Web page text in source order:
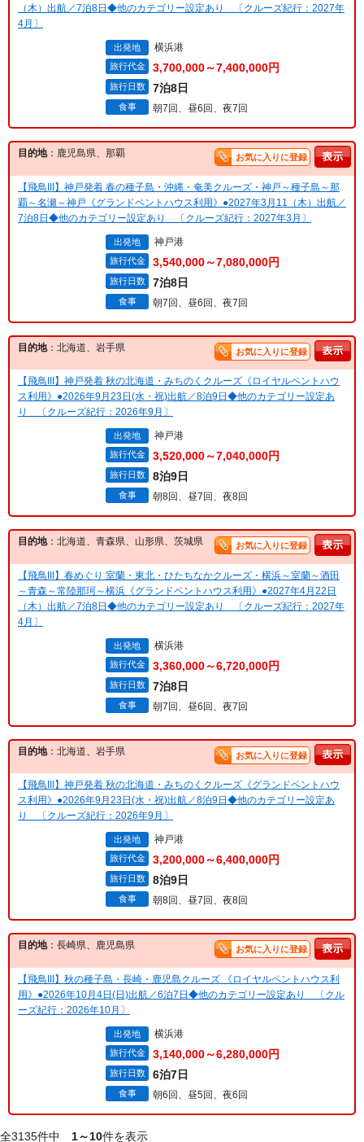
（木）出航／7泊8日◆他のカテゴリー設定あり 〔クルーズ紀行：2027年
4月〕
出発地 横浜港
旅行代金 3,700,000～7,400,000円
旅行日数 7泊8日
食事 朝7回、昼6回、夜7回
目的地：鹿児島県、那覇 お気に入りに登録
【飛鳥III】神戸発着 春の種子島・沖縄・奄美クルーズ・神戸～種子島～那
覇～名瀬～神戸《グランドペントハウス利用》●2027年3月11（木）出航／
7泊8日◆他のカテゴリー設定あり 〔クルーズ紀行：2027年3月〕
出発地 神戸港
旅行代金 3,540,000～7,080,000円
旅行日数 7泊8日
食事 朝7回、昼6回、夜7回
目的地：北海道、岩手県 お気に入りに登録
【飛鳥III】神戸発着 秋の北海道・みちのくクルーズ《ロイヤルペントハウ
ス利用》●2026年9月23日(水・祝)出航／8泊9日◆他のカテゴリー設定あ
り 〔クルーズ紀行：2026年9月〕
出発地 神戸港
旅行代金 3,520,000～7,040,000円
旅行日数 8泊9日
食事 朝8回、昼7回、夜8回
目的地：北海道、青森県、山形県、茨城県 お気に入りに登録
【飛鳥III】春めぐり 室蘭・東北・ひたちなかクルーズ・横浜～室蘭～酒田
～青森～常陸那珂～横浜《グランドペントハウス利用》●2027年4月22日
（木）出航／7泊8日◆他のカテゴリー設定あり 〔クルーズ紀行：2027年
4月〕
出発地 横浜港
旅行代金 3,360,000～6,720,000円
旅行日数 7泊8日
食事 朝7回、昼6回、夜7回
目的地：北海道、岩手県 お気に入りに登録
【飛鳥III】神戸発着 秋の北海道・みちのくクルーズ《グランドペントハウ
ス利用》●2026年9月23日(水・祝)出航／8泊9日◆他のカテゴリー設定あ
り 〔クルーズ紀行：2026年9月〕
出発地 神戸港
旅行代金 3,200,000～6,400,000円
旅行日数 8泊9日
食事 朝8回、昼7回、夜8回
目的地：長崎県、鹿児島県 お気に入りに登録
【飛鳥III】秋の種子島・長崎・鹿児島クルーズ 《ロイヤルペントハウス利
用》●2026年10月4日(日)出航／6泊7日◆他のカテゴリー設定あり 〔クル
ーズ紀行：2026年10月〕
出発地 横浜港
旅行代金 3,140,000～6,280,000円
旅行日数 6泊7日
食事 朝6回、昼5回、夜6回
全3135件中 1～10件を表示